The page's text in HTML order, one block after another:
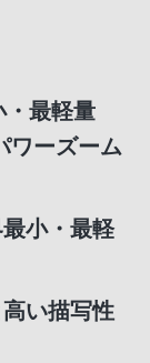
・最軽量
ワーズーム
小・最軽
い描写性